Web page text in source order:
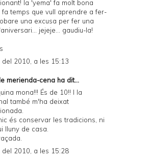
la 'yema' fa molt bona
fa temps que vull aprendre a fer-
una excusa per fer una
jejeje... gaudiu-la!
del 2010, a les 15:13
merienda-cena ha dit...
mona!!! És de 10!! I la
també m'ha deixat
és conservar les tradicions, ni
lluny de casa.
del 2010, a les 15:28